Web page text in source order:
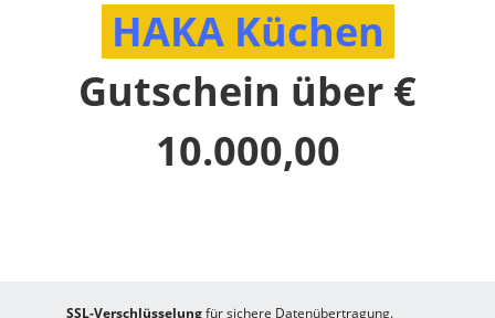
HAKA Küchen
Gutschein über €
10.000,00
SSL-Verschlüsselungfür sichere Datenübertragung.